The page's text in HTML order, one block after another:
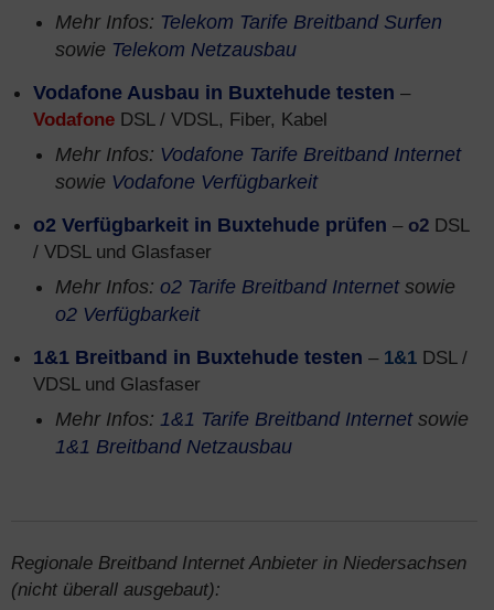
Mehr Infos: Telekom Tarife Breitband Surfen
sowie Telekom Netzausbau
Vodafone Ausbau in Buxtehude testen –
Vodafone DSL / VDSL, Fiber, Kabel
Mehr Infos: Vodafone Tarife Breitband Internet
sowie Vodafone Verfügbarkeit
o2 Verfügbarkeit in Buxtehude prüfen – o2 DSL
/ VDSL und Glasfaser
Mehr Infos: o2 Tarife Breitband Internetsowie
o2 Verfügbarkeit
1&1 Breitband in Buxtehude testen – 1&1 DSL /
VDSL und Glasfaser
Mehr Infos: 1&1 Tarife Breitband Internetsowie
1&1 Breitband Netzausbau
Regionale Breitband Internet Anbieter in Niedersachsen
(nicht überall ausgebaut):